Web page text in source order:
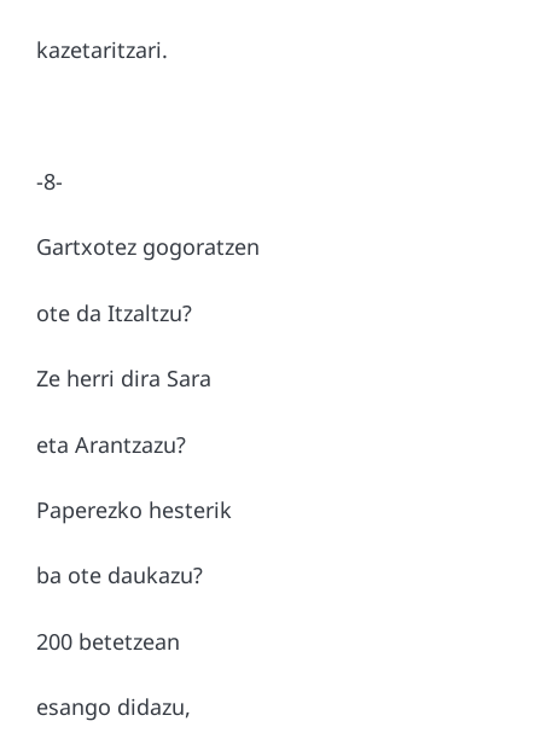
kazetaritzari.
-8-
Gartxotez gogoratzen
ote da Itzaltzu?
Ze herri dira Sara
eta Arantzazu?
Paperezko hesterik
ba ote daukazu?
200 betetzean
esango didazu,